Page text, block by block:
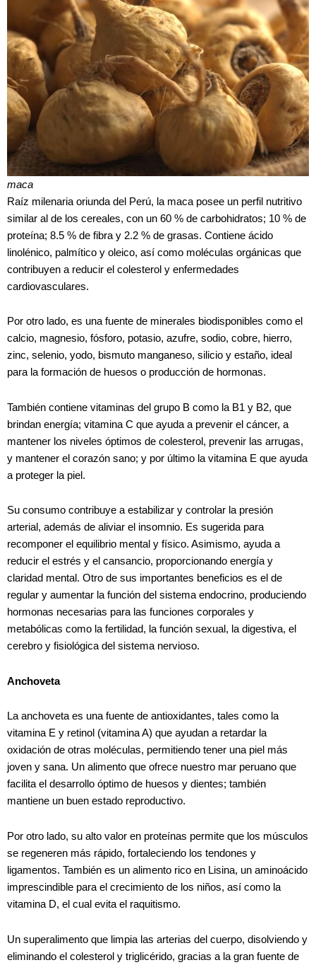
maca
Raíz milenaria oriunda del Perú, la maca posee un perfil nutritivo
similar al de los cereales, con un 60 % de carbohidratos; 10 % de
proteína; 8.5 % de fibra y 2.2 % de grasas. Contiene ácido
linolénico, palmítico y oleico, así como moléculas orgánicas que
contribuyen a reducir el colesterol y enfermedades
cardiovasculares.
Por otro lado, es una fuente de minerales biodisponibles como el
calcio, magnesio, fósforo, potasio, azufre, sodio, cobre, hierro,
zinc, selenio, yodo, bismuto manganeso, silicio y estaño, ideal
para la formación de huesos o producción de hormonas.
También contiene vitaminas del grupo B como la B1 y B2, que
brindan energía; vitamina C que ayuda a prevenir el cáncer, a
mantener los niveles óptimos de colesterol, prevenir las arrugas,
y mantener el corazón sano; y por último la vitamina E que ayuda
a proteger la piel.
Su consumo contribuye a estabilizar y controlar la presión
arterial, además de aliviar el insomnio. Es sugerida para
recomponer el equilibrio mental y físico. Asimismo, ayuda a
reducir el estrés y el cansancio, proporcionando energía y
claridad mental. Otro de sus importantes beneficios es el de
regular y aumentar la función del sistema endocrino, produciendo
hormonas necesarias para las funciones corporales y
metabólicas como la fertilidad, la función sexual, la digestiva, el
cerebro y fisiológica del sistema nervioso.
Anchoveta
La anchoveta es una fuente de antioxidantes, tales como la
vitamina E y retinol (vitamina A) que ayudan a retardar la
oxidación de otras moléculas, permitiendo tener una piel más
joven y sana. Un alimento que ofrece nuestro mar peruano que
facilita el desarrollo óptimo de huesos y dientes; también
mantiene un buen estado reproductivo.
Por otro lado, su alto valor en proteínas permite que los músculos
se regeneren más rápido, fortaleciendo los tendones y
ligamentos. También es un alimento rico en Lisina, un aminoácido
imprescindible para el crecimiento de los niños, así como la
vitamina D, el cual evita el raquitismo.
Un superalimento que limpia las arterias del cuerpo, disolviendo y
eliminando el colesterol y triglicérido, gracias a la gran fuente de